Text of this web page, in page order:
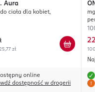
Aura
ciała dla kobiet,
zł
online
dostępność w drogerii
22